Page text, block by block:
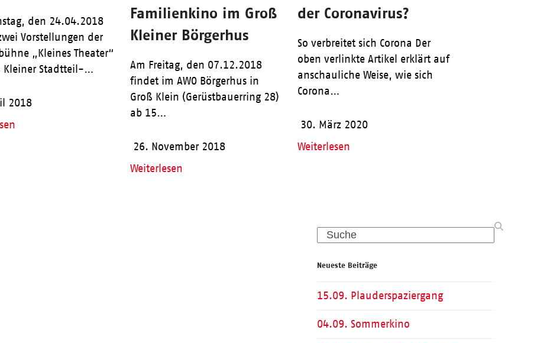
den 24.04.2018
Vorstellungen der
„Kleines Theater“
Kleiner Stadtteil-…
2018
Familienkino im Groß
Kleiner Börgerhus
Am Freitag, den 07.12.2018
findet im AWO Börgerhus in
Groß Klein (Gerüstbauerring 28)
ab 15…
26. November 2018
Weiterlesen
der Coronavirus?
So verbreitet sich Corona Der
oben verlinkte Artikel erklärt auf
anschauliche Weise, wie sich
Corona…
30. März 2020
Weiterlesen
Search
Neueste Beiträge
15.09. Plauderspaziergang
04.09. Sommerkino